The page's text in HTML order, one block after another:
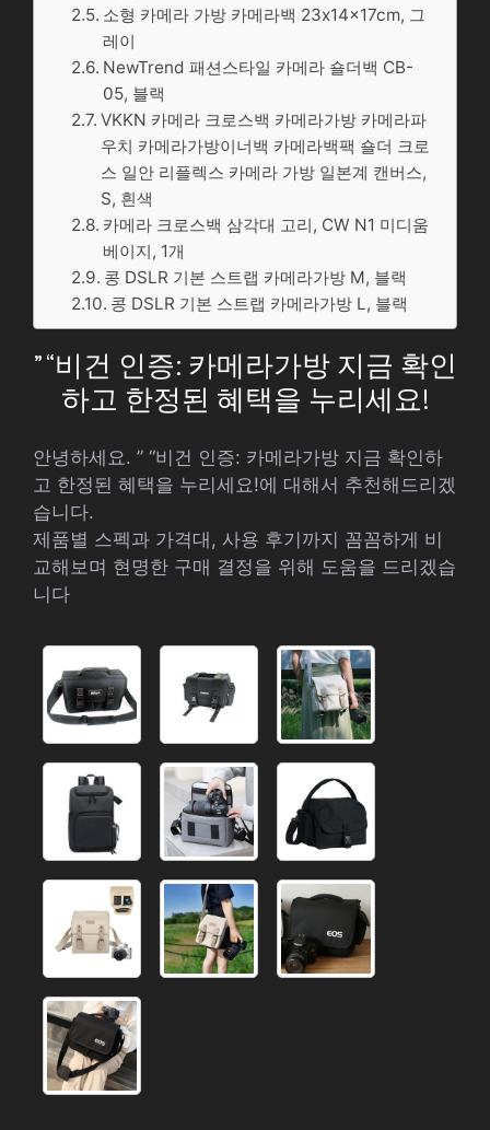
소형 카메라 가방 카메라백 23x14x17cm, 그
레이
NewTrend 패션스타일 카메라 숄더백 CB-
05, 블랙
VKKN 카메라 크로스백 카메라가방 카메라파
우치 카메라가방이너백 카메라백팩 숄더 크로
스 일안 리플렉스 카메라 가방 일본계 캔버스,
S, 흰색
카메라 크로스백 삼각대 고리, CW N1 미디움
베이지, 1개
콩 DSLR 기본 스트랩 카메라가방 M, 블랙
콩 DSLR 기본 스트랩 카메라가방 L, 블랙
” “비건 인증: 카메라가방 지금 확인
하고 한정된 혜택을 누리세요!
안녕하세요. ” “비건 인증: 카메라가방 지금 확인하
고 한정된 혜택을 누리세요!에 대해서 추천해드리겠
습니다.
제품별 스펙과 가격대, 사용 후기까지 꼼꼼하게 비
교해보며 현명한 구매 결정을 위해 도움을 드리겠습
니다